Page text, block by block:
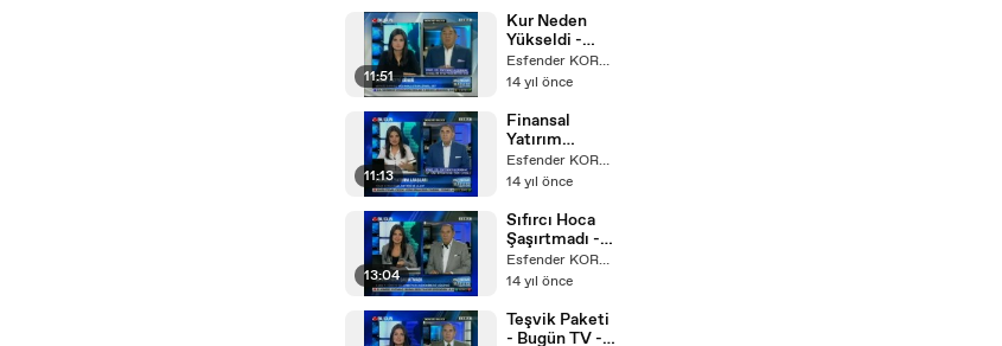
11:51
Kur Neden
Yükseldi -
Bugün TV -
Ekonomi
Esfender KORKMAZ
14 yıl önce
11:13
Finansal
Yatırım
Araçları -
Bugün TV -
Masası
Esfender KORKMAZ
14 yıl önce
13:04
Sıfırcı Hoca
Şaşırtmadı -
Bugün TV -
Ekonomi
Esfender KORKMAZ
14 yıl önce
Teşvik Paketi
- Bugün TV -